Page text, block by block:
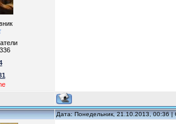
Дата: Понедельник, 21.10.2013, 00:36